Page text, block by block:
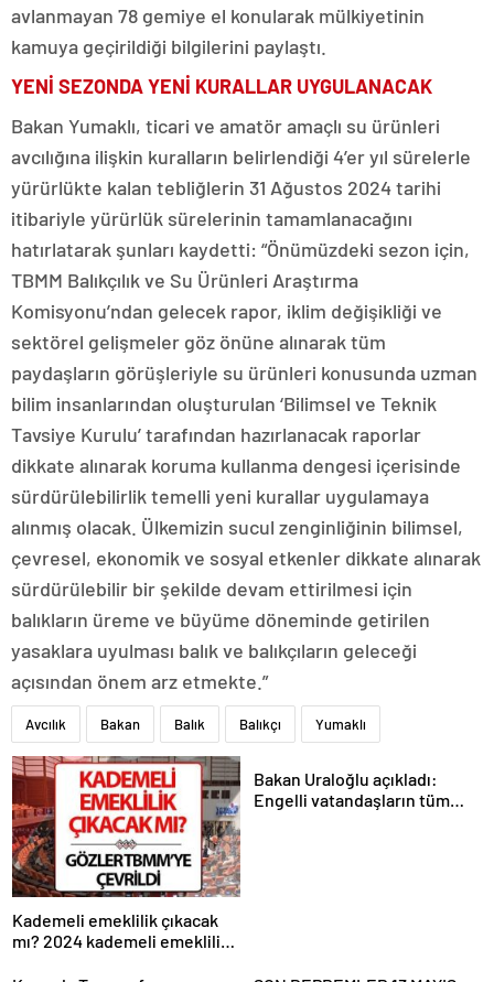
avlanmayan 78 gemiye el konularak mülkiyetinin
kamuya geçirildiği bilgilerini paylaştı.
YENİ SEZONDA YENİ KURALLAR UYGULANACAK
Bakan Yumaklı, ticari ve amatör amaçlı su ürünleri
avcılığına ilişkin kuralların belirlendiği 4’er yıl sürelerle
yürürlükte kalan tebliğlerin 31 Ağustos 2024 tarihi
itibariyle yürürlük sürelerinin tamamlanacağını
hatırlatarak şunları kaydetti: “Önümüzdeki sezon için,
TBMM Balıkçılık ve Su Ürünleri Araştırma
Komisyonu’ndan gelecek rapor, iklim değişikliği ve
sektörel gelişmeler göz önüne alınarak tüm
paydaşların görüşleriyle su ürünleri konusunda uzman
bilim insanlarından oluşturulan ‘Bilimsel ve Teknik
Tavsiye Kurulu’ tarafından hazırlanacak raporlar
dikkate alınarak koruma kullanma dengesi içerisinde
sürdürülebilirlik temelli yeni kurallar uygulamaya
alınmış olacak. Ülkemizin sucul zenginliğinin bilimsel,
çevresel, ekonomik ve sosyal etkenler dikkate alınarak
sürdürülebilir bir şekilde devam ettirilmesi için
balıkların üreme ve büyüme döneminde getirilen
yasaklara uyulması balık ve balıkçıların geleceği
açısından önem arz etmekte.”
Avcılık Bakan Balık Balıkçı Yumaklı
Kademeli emeklilik çıkacak
mı? 2024 kademeli emeklilik
Bakan Uraloğlu açıkladı:
Engelli vatandaşların tüm